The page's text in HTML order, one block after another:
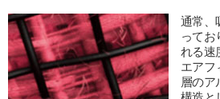
通常、
ってお
れる速
エアフ
層のア